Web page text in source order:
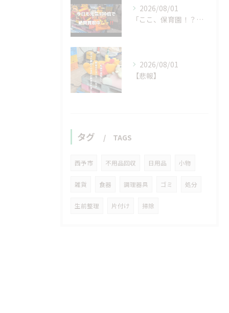
2026/08/01
「ここ、保育園！？」と
2026/08/01
【悲報】
タグ TAGS
西予市 不用品回収 日用品 小物
雑貨 食器 調理器具 ゴミ 処分
生前整理 片付け 掃除